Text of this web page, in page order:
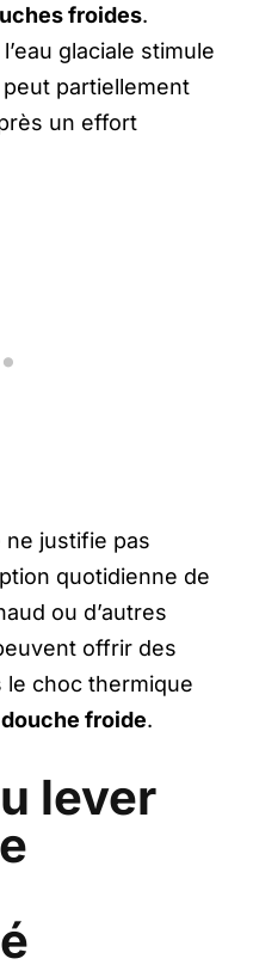
froides.
glaciale stimule
partiellement
un effort
ne justifie pas
quotidienne de
ou d’autres
offrir des
le choc thermique
douche froide.
lever